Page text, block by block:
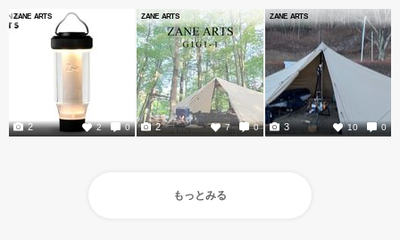
ZANE ARTS
2 0
2
ZANE ARTS
7 0
2
ZANE ARTS
10 0
3
もっとみる